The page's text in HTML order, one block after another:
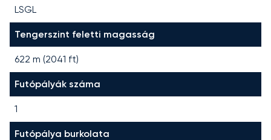
LSGL
Tengerszint feletti magasság
622 m (2041 ft)
Futópályák száma
1
Futópálya burkolata